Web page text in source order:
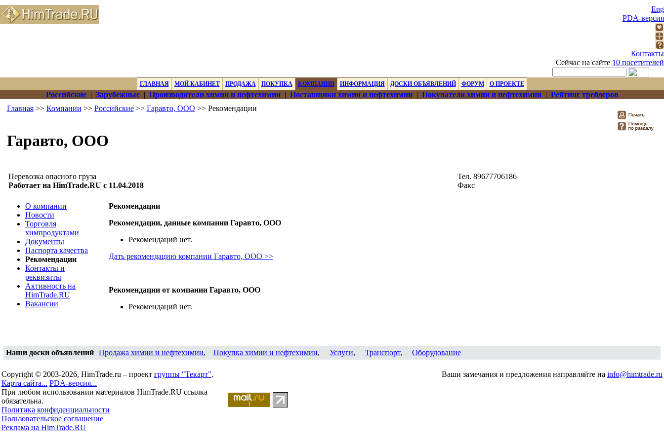
Eng
PDA-версия
Контакты
Сейчас на сайте 10 посетителей
ГЛАВНАЯ МОЙ КАБИНЕТ ПРОДАЖА ПОКУПКА КОМПАНИИ ИНФОРМАЦИЯ ДОСКИ ОБЪЯВЛЕНИЙ ФОРУМ О ПРОЕКТЕ
Российские| Зарубежные| Производители химии и нефтехимии| Поставщики химии и нефтехимии| Покупатели химии и нефтехимии| Рейтинг трейдеров
Главная>> Компании >> Российские>> Гаравто, ООО >> Рекомендации
Гаравто, ООО
Перевозка опасного груза
Работает на HimTrade.RU с 11.04.2018
Тел. 89677706186
Факс
О компании
Новости
Торговля
химпродуктами
Документы
Паспорта качества
Рекомендации
Контакты и
реквизиты
Активность на
HimTrade.RU
Вакансии
Рекомендации
Рекомендации, данные компании Гаравто, ООО
Рекомендаций нет.
Дать рекомендацию компании Гаравто, ООО >>
Рекомендации от компании Гаравто, ООО
Рекомендаций нет.
Наши доски объявлений Продажа химии и нефтехимии, Покупка химии и нефтехимии, Услуги, Транспорт, Оборудование
Copyright © 2003-2026, HimTrade.ru – проект группы "Текарт".
Карта сайта... PDA-версия...
При любом использовании материалов HimTrade.RU ссылка
обязательна.
Политика конфиденциальности
Пользовательское соглашение
Реклама на HimTrade.RU
Ваши замечания и предложения направляйте на info@himtrade.ru